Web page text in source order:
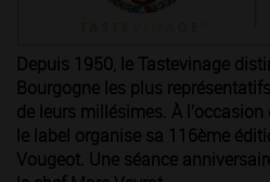
Depuis 1950, le Tastevinage
Bourgogne les plus
de leurs millésimes. À l’occasion
le label organise sa 116ème
Vougeot. Une séance